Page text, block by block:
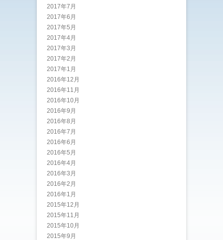
2017年7月
2017年6月
2017年5月
2017年4月
2017年3月
2017年2月
2017年1月
2016年12月
2016年11月
2016年10月
2016年9月
2016年8月
2016年7月
2016年6月
2016年5月
2016年4月
2016年3月
2016年2月
2016年1月
2015年12月
2015年11月
2015年10月
2015年9月